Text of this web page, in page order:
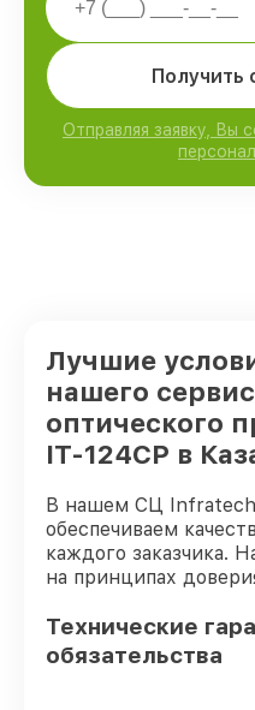
Получить
Отправляя заявку, Вы
Лучшие
нашего
оптического
IT-124CP в
В нашем СЦ
обеспечиваем
каждого заказчика.
на принципах
Технические
обязательства